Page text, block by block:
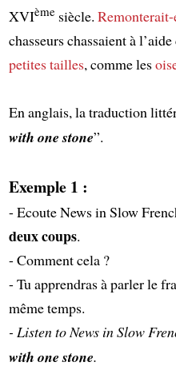
XVIèmesiècle.
chasseurs chassaient à l’aide
petites tailles, comme les
En anglais, la traduction
with one stone”.
Exemple 1 :
- Ecoute News in Slow
deux coups.
- Comment cela ?
- Tu apprendras à parler le
même temps.
- Listen to News in Slow
with one stone.